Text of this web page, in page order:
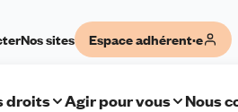
Nos sites Espace adhérent·e
droits Agir pour vous Nous